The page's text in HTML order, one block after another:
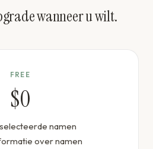
wanneer u wilt.
FREE
$0
namen
over namen